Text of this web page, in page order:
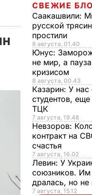
СВЕЖИЕ
Саакашвили:
русской
простили
8 августа, 01.40
Юнус:
не мир, а
кризисом
8 августа, 00.43
Казарин: У нас
студентов,
ТЦК
7 августа, 19.48
Невзоров:
контракт на
счастья
7 августа, 16.02
Левин: У
союзников. Им
дралась, но
7 августа, 15.12